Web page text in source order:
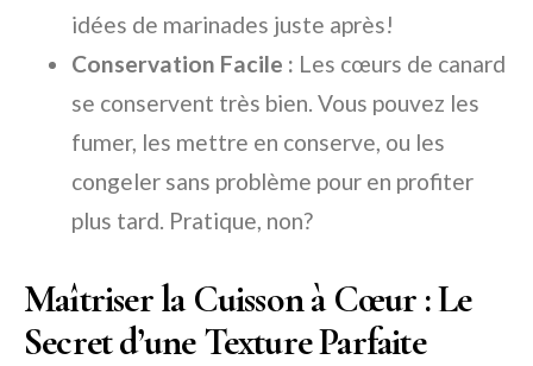
idées de marinades juste après!
Conservation Facile : Les cœurs de canard
se conservent très bien. Vous pouvez les
fumer, les mettre en conserve, ou les
congeler sans problème pour en profiter
plus tard. Pratique, non?
Maîtriser la Cuisson à Cœur : Le
Secret d’une Texture Parfaite